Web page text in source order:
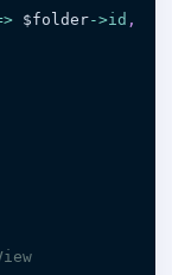
> $folder->id ,